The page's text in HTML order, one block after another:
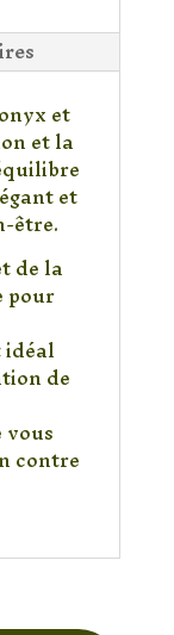
et
et la
et
être.
de la
pour
de
contre